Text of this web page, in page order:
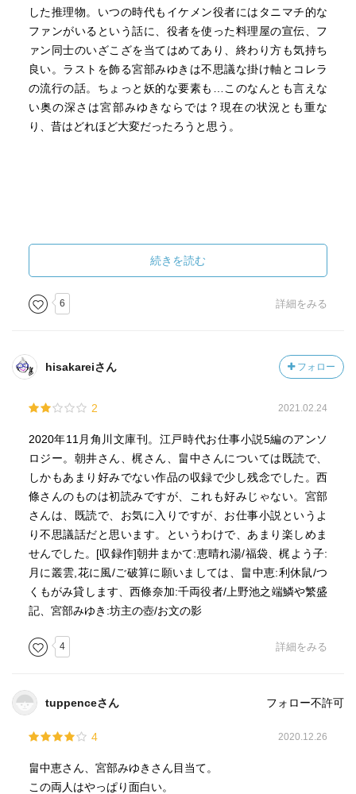
した推理物。いつの時代もイケメン役者にはタニマチ的な
ファンがいるという話に、役者を使った料理屋の宣伝、フ
ァン同士のいざこざを当てはめてあり、終わり方も気持ち
良い。ラストを飾る宮部みゆきは不思議な掛け軸とコレラ
の流行の話。ちょっと妖的な要素も…このなんとも言えな
い奥の深さは宮部みゆきならでは？現在の状況とも重な
り、昔はどれほど大変だったろうと思う。
続きを読む
6 詳細をみる
hisakareiさん フォロー
2 2021.02.24
2020年11月角川文庫刊。江戸時代お仕事小説5編のアンソ
ロジー。朝井さん、梶さん、畠中さんについては既読で、
しかもあまり好みでない作品の収録で少し残念でした。西
條さんのものは初読みですが、これも好みじゃない。宮部
さんは、既読で、お気に入りですが、お仕事小説というよ
り不思議話だと思います。というわけで、あまり楽しめま
せんでした。[収録作]朝井まかて:恵晴れ湯/福袋、梶よう子:
月に叢雲,花に風/ご破算に願いましては、畠中恵:利休鼠/つ
くもがみ貸します、西條奈加:千両役者/上野池之端鱗や繁盛
記、宮部みゆき:坊主の壺/お文の影
4 詳細をみる
tuppenceさん フォロー不許可
4 2020.12.26
畠中恵さん、宮部みゆきさん目当て。
この両人はやっぱり面白い。